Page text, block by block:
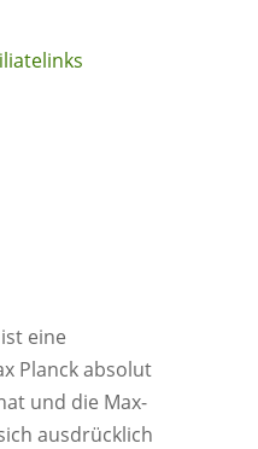
eine
Planck absolut
und die Max-
ausdrücklich